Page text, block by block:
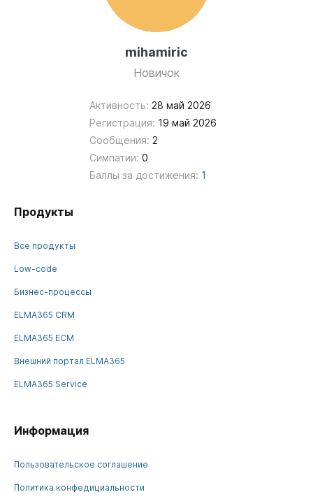
mihamiric
Новичок
Активность: 28 май 2026
Регистрация: 19 май 2026
Сообщения: 2
Симпатии: 0
Баллы за достижения: 1
Продукты
Все продукты
Low-code
Бизнес-процессы
ELMA365 CRM
ELMA365 ECM
Внешний портал ELMA365
ELMA365 Service
Информация
Пользовательское соглашение
Политика конфедициальности